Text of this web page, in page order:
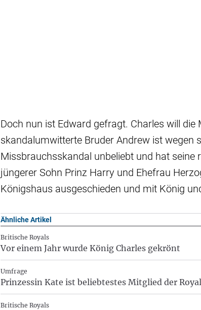
Doch nun ist Edward gefragt. Charles will die
skandalumwitterte Bruder Andrew ist wegen
Missbrauchsskandal unbeliebt und hat seine
jüngerer Sohn Prinz Harry und Ehefrau
Königshaus ausgeschieden und mit König
Ähnliche Artikel
Britische Royals
Vor einem Jahr wurde König Charles gekrönt
Umfrage
Prinzessin Kate ist beliebtestes Mitglied der
Britische Royals